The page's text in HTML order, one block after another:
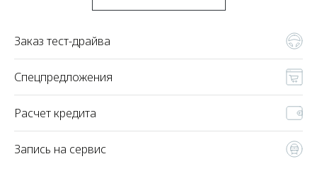
Заказ тест-драйва
Спецпредложения
Расчет кредита
Запись на сервис